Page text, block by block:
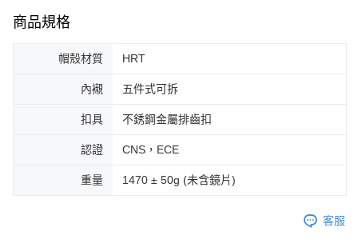
商品規格
帽殼材質 HRT
內襯 五件式可拆
扣具 不銹鋼金屬排齒扣
認證 CNS，ECE
重量 1470 ± 50g (未含鏡片)
客服